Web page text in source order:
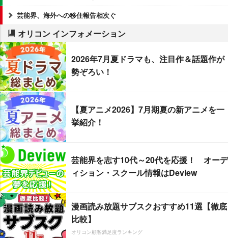
芸能界、海外への移住報告相次ぐ
オリコン インフォメーション
2026年7月夏ドラマも、注目作＆話題作が
勢ぞろい！
【夏アニメ2026】7月期夏の新アニメを一
挙紹介！
芸能界を志す10代～20代を応援！ オーデ
ィション・スクール情報はDeview
漫画読み放題サブスクおすすめ11選【徹底
比較】
オリコン顧客満足度ランキング